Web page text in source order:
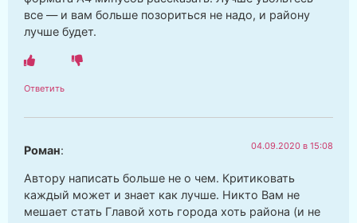
все — и вам больше позориться не надо, и району
лучше будет.
Ответить
Роман: 04.09.2020 в 15:08
Автору написать больше не о чем. Критиковать
каждый может и знает как лучше. Никто Вам не
мешает стать Главой хоть города хоть района (и не